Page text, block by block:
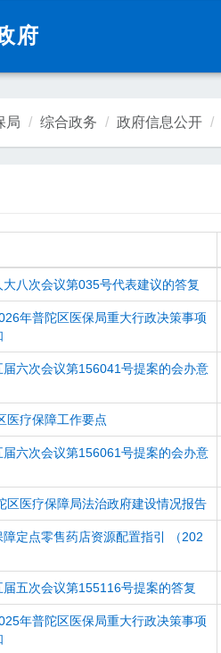
城市精神：
新闻
普陀要闻
民生
府
局 综合政务 政府信息公开
大八次会议第035号代表建议的答复
年普陀区医保局重大行政决策事项
届六次会议第156041号提案的会办意
医疗保障工作要点
届六次会议第156061号提案的会办意
区医疗保障局法治政府建设情况报告
定点零售药店资源配置指引 （202
届五次会议第155116号提案的答复
年普陀区医保局重大行政决策事项